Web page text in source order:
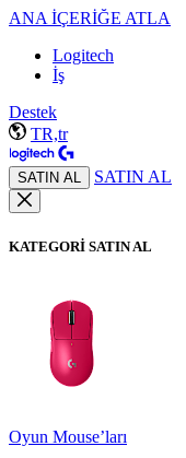
ANA İÇERİĞE ATLA
Logitech
İş
Destek
TR,tr
SATIN AL SATIN AL
KATEGORİ SATIN AL
Oyun Mouse’ları